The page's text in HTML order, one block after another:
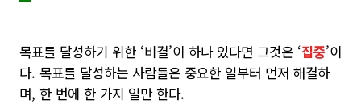
목표를 달성하기 위한 ‘비결’이 하나 있다면 그것은 ‘집중’이
다. 목표를 달성하는 사람들은 중요한 일부터 먼저 해결하
며, 한 번에 한 가지 일만 한다.